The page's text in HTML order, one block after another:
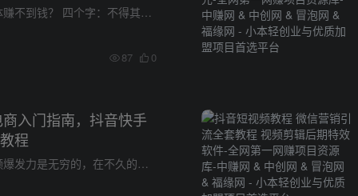
为什么你做自媒体赚不到钱？ 四个字：不得其法！ 本课程主要对各大自媒体平台进行深度剖析，以及自媒体的实操流程和技巧，掌握这些核心技巧 通过在各大平台发布图文或视频的方式，赚钱平台收益...
87 0
入门指南，抖音快手
程
如今互联网短视频爆发力是无穷的，在不久的未来，也将迎来5G时代。 在电商平台，获得消费者的喜欢才是重中之重。不少商家都知道短视频的重要性，但一直苦于成本太高，不会创意、不懂制作而无从...